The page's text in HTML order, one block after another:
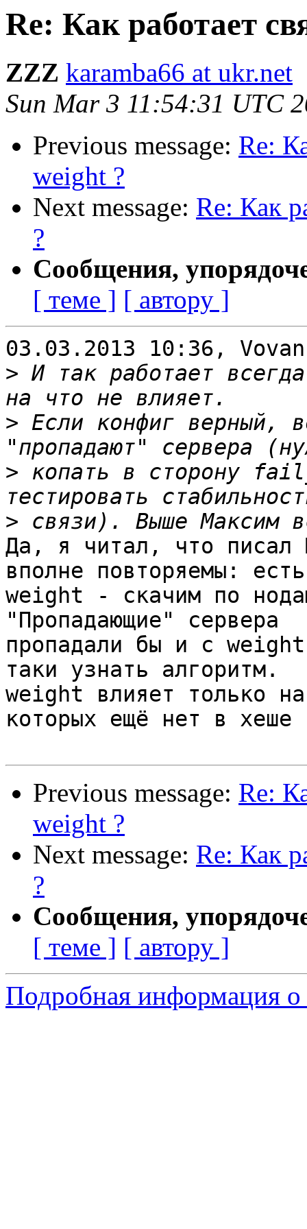
Re: Как работает
ZZZ karamba66 at ukr.net
Sun Mar 3 11:54:31 UTC
Previous message: Re:
weight ?
Next message: Re: Как
?
Сообщения,
[ теме ] [ автору ]
03.03.2013 10:36,
> И так работает
> Если конфиг верный,
> копать в сторону
>
Да, я читал, что писал
вполне повторяемы:
weight - скачим по
"Пропадающие" сервера
пропадали бы и с
таки узнать алгоритм.
weight влияет только
которых ещё нет в хеше
Previous message: Re:
weight ?
Next message: Re: Как
?
Сообщения,
[ теме ] [ автору ]
Подробная информация